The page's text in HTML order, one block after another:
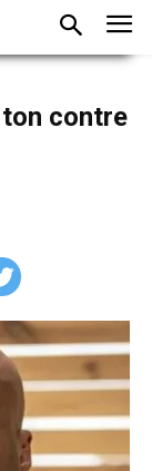
contre